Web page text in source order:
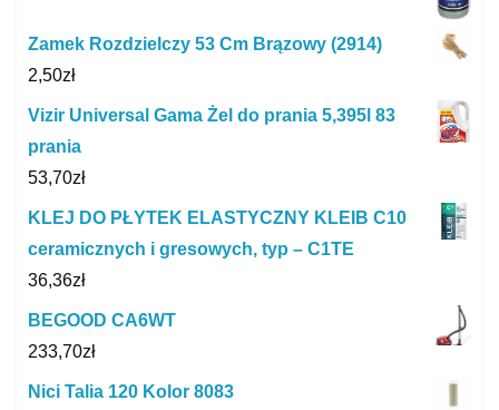
Zamek Rozdzielczy 53 Cm Brązowy (2914)
2,50zł
Vizir Universal Gama Żel do prania 5,395l 83
prania
53,70zł
KLEJ DO PŁYTEK ELASTYCZNY KLEIB C10
ceramicznych i gresowych, typ – C1TE
36,36zł
BEGOOD CA6WT
233,70zł
Nici Talia 120 Kolor 8083